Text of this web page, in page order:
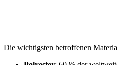
Die wichtigsten betroffenen